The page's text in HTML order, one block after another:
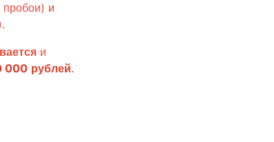
пробои) и
.
и
000 рублей.